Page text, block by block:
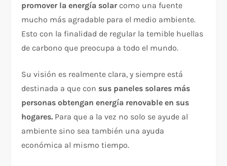
promover la energía solarcomo una fuente
mucho más agradable para el medio ambiente.
Esto con la finalidad de regular la temible huellas
de carbono que preocupa a todo el mundo.
Su visión es realmente clara, y siempre está
destinada a que con sus paneles solares más
personas obtengan energía renovable en sus
hogares. Para que a la vez no solo se ayude al
ambiente sino sea también una ayuda
económica al mismo tiempo.